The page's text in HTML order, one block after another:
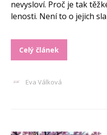
nevysloví. Proč je tak
lenosti. Není to o jejich
Celý článek
Eva Válková